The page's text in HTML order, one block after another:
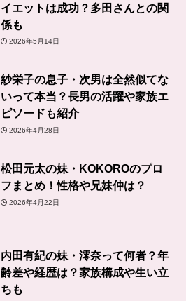
イエットは成功？多田さんとの関
係も
2026年5月14日
紗栄子の息子・次男は全然似てな
いって本当？長男の活躍や家族エ
ピソードも紹介
2026年4月28日
松田元太の妹・KOKOROのプロ
フまとめ！性格や兄妹仲は？
2026年4月22日
内田有紀の妹・澪奈って何者？年
齢差や経歴は？家族構成や生い立
ちも